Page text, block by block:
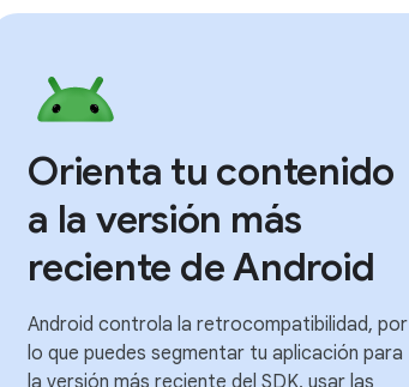
Orienta tu contenido
a la versión más
reciente de Android
Android controla la retrocompatibilidad, por
lo que puedes segmentar tu aplicación para